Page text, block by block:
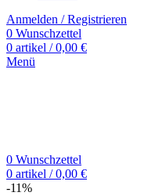
Anmelden / Registrieren
0 Wunschzettel
0 artikel / 0,00 €
Menü
0 Wunschzettel
0 artikel / 0,00 €
-11%